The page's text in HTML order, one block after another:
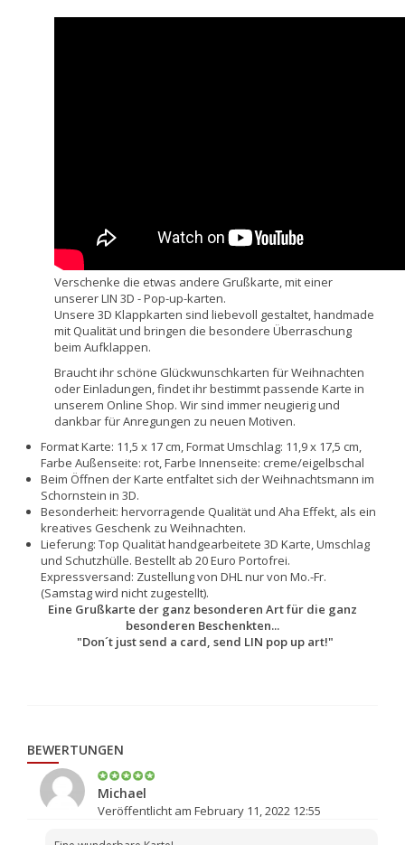
Verschenke die etwas andere Grußkarte, mit einer
unserer LIN 3D - Pop-up-karten.
Unsere 3D Klappkarten sind liebevoll gestaltet, handmade
mit Qualität und bringen die besondere Überraschung
beim Aufklappen.
Braucht ihr schöne Glückwunschkarten für Weihnachten
oder Einladungen, findet ihr bestimmt passende Karte in
unserem Online Shop. Wir sind immer neugierig und
dankbar für Anregungen zu neuen Motiven.
Format Karte: 11,5 x 17 cm, Format Umschlag: 11,9 x 17,5 cm,
Farbe Außenseite: rot, Farbe Innenseite: creme/eigelbschal
Beim Öffnen der Karte entfaltet sich der Weihnachtsmann im
Schornstein in 3D.
Besonderheit: hervorragende Qualität und Aha Effekt, als ein
kreatives Geschenk zu Weihnachten.
Lieferung: Top Qualität handgearbeitete 3D Karte, Umschlag
und Schutzhülle. Bestellt ab 20 Euro Portofrei.
Expressversand: Zustellung von DHL nur von Mo.-Fr.
(Samstag wird nicht zugestellt).
Eine Grußkarte der ganz besonderen Art für die ganz
besonderen Beschenkten...
"Don´t just send a card, send LIN pop up art!"
BEWERTUNGEN
Michael
Veröffentlicht am February 11, 2022 12:55